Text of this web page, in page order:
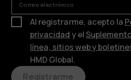
Correo electrónico
Al registrarme, acepto la
privacidad y el
línea, sitios web y
HMD Global.
Registrarme